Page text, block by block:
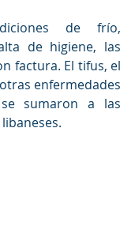
de frío,
de higiene, las
factura. El tifus, el
enfermedades
sumaron a las